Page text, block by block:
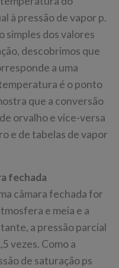
à pressão de vapor p.
simples dos valores
descobrimos que
a uma
é o ponto
que a conversão
orvalho e vice-versa
e de tabelas de vapor
fechada
câmara fechada for
e meia e a
a pressão parcial
vezes. Como a
de saturação ps